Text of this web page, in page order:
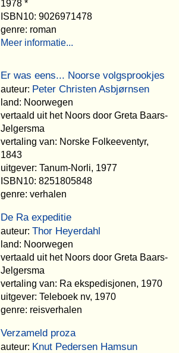
1978 *
ISBN10: 9026971478
genre: roman
Meer informatie...
Er was eens... Noorse volgsprookjes
auteur: Peter Christen Asbjørnsen
land: Noorwegen
vertaald uit het Noors door Greta Baars-
Jelgersma
vertaling van: Norske Folkeeventyr,
1843
uitgever: Tanum-Norli, 1977
ISBN10: 8251805848
genre: verhalen
De Ra expeditie
auteur: Thor Heyerdahl
land: Noorwegen
vertaald uit het Noors door Greta Baars-
Jelgersma
vertaling van: Ra ekspedisjonen, 1970
uitgever: Teleboek nv, 1970
genre: reisverhalen
Verzameld proza
auteur: Knut Pedersen Hamsun